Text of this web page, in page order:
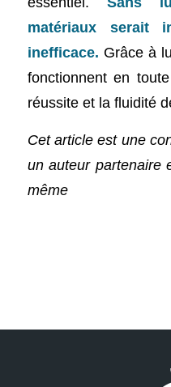
matériaux serait
inefficace. Grâce à
fonctionnent en
réussite et la fluidité
Cet article est une
un auteur partenaire
même